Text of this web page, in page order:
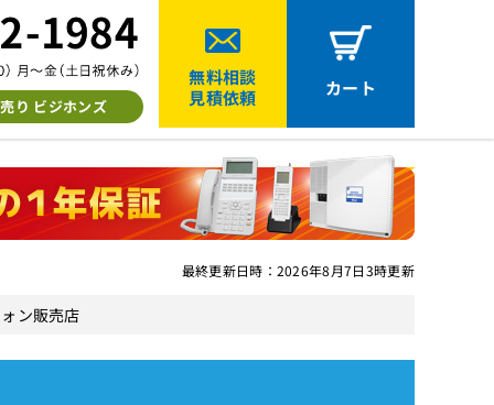
り ビジホンズ
無料相談
見積依頼
カート
最終更新日時：2026年8月7日3時更新
ン販売店